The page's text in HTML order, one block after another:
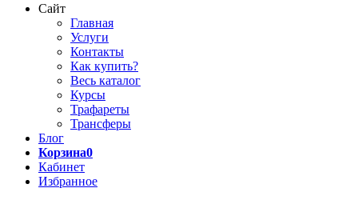
Сайт
Главная
Услуги
Контакты
Как купить?
Весь каталог
Курсы
Трафареты
Трансферы
Блог
Корзина0
Кабинет
Избранное